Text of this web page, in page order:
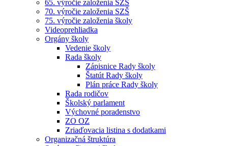
65. výročie založenia SZŠ
70. výročie založenia SZŠ
75. výročie založenia školy
Videoprehliadka
Orgány školy
Vedenie školy
Rada školy
Zápisnice Rady školy
Štatút Rady školy
Plán práce Rady školy
Rada rodičov
Školský parlament
Výchovné poradenstvo
ZO OZ
Zriaďovacia listina s dodatkami
Organizačná štruktúra